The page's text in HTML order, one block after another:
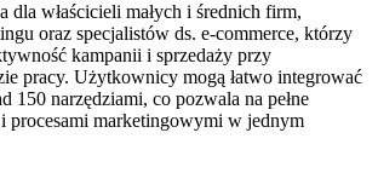
dla właścicieli małych i średnich firm,
oraz specjalistów ds. e‑commerce, którzy
kampanii i sprzedaży przy
pracy. Użytkownicy mogą łatwo integrować
150 narzędziami, co pozwala na pełne
procesami marketingowymi w jednym